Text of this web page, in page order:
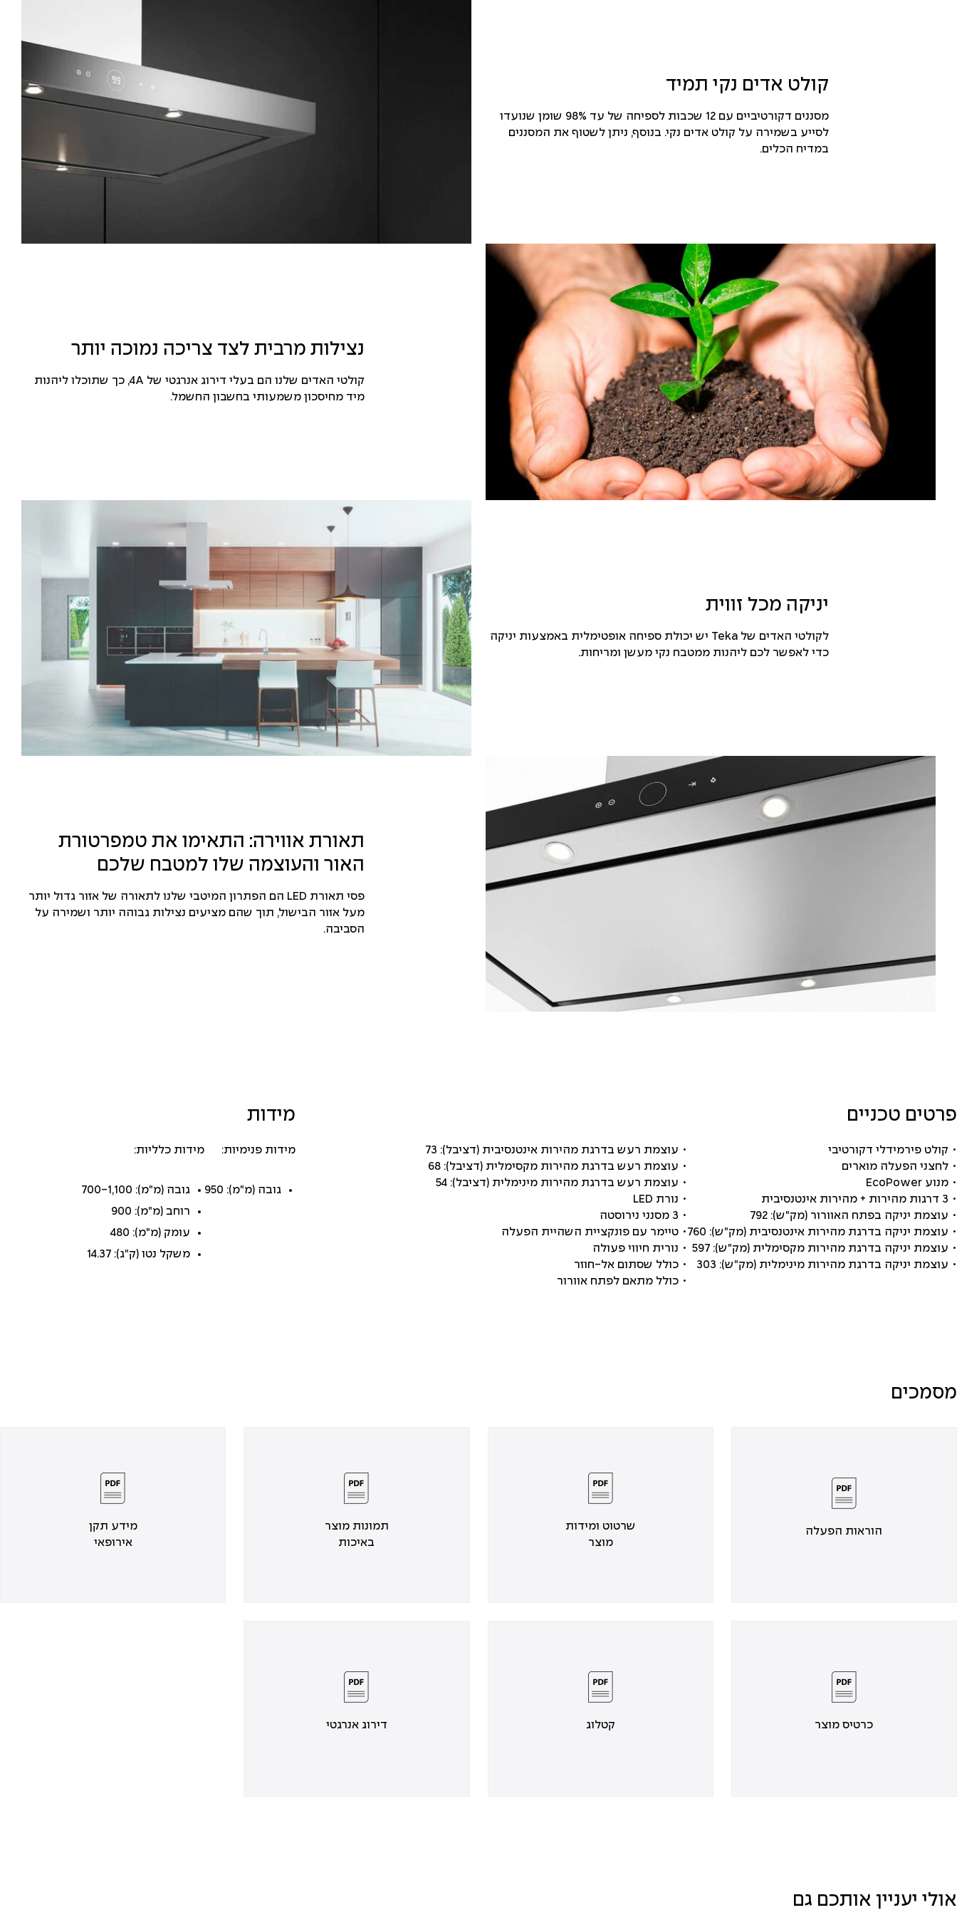
קולט אדים נקי תמיד
מסננים דקורטיביים עם 12 שכבות לספיחה של עד 98% שומן שנועדו
לסייע בשמירה על קולט אדים נקי. בנוסף, ניתן לשטוף את המסננים
במדיח הכלים.
נצילות מרבית לצד צריכה נמוכה יותר
קולטי האדים שלנו הם בעלי דירוג אנרגטי של 4A, כך שתוכלו ליהנות
מיד מחיסכון משמעותי בחשבון החשמל.
יניקה מכל זווית
לקולטי האדים של Teka יש יכולת ספיחה אופטימלית באמצעות יניקה
כדי לאפשר לכם ליהנות ממטבח נקי מעשן ומריחות.
תאורת אווירה: התאימו את טמפרטורת
האור והעוצמה שלו למטבח שלכם
פסי תאורת LED הם הפתרון המיטבי שלנו לתאורה של אזור גדול יותר
מעל אזור הבישול, תוך שהם מציעים נצילות גבוהה יותר ושמירה על
הסביבה.
פרטים טכניים
• קולט פירמידלי דקורטיבי
• לחצני הפעלה מוארים
• מנוע EcoPower
• 3 דרגות מהירות + מהירות אינטנסיבית
• עוצמת יניקה בפתח האוורור (מק"ש): 792
• עוצמת יניקה בדרגת מהירות אינטנסיבית (מק"ש): 760
• עוצמת יניקה בדרגת מהירות מקסימלית (מק"ש): 597
• עוצמת יניקה בדרגת מהירות מינימלית (מק"ש): 303
• עוצמת רעש בדרגת מהירות אינטנסיבית (דציבל): 73
• עוצמת רעש בדרגת מהירות מקסימלית (דציבל): 68
• עוצמת רעש בדרגת מהירות מינימלית (דציבל): 54
• נורת LED
• 3 מסנני נירוסטה
• טיימר עם פונקציית השהיית הפעלה
• נורית חיווי פעולה
• כולל שסתום אל-חוזר
• כולל מתאם לפתח אוורור
מידות
מידות פנימיות:
גובה (מ"מ): 950
מידות כלליות:
גובה (מ"מ): 700-1,100
רוחב (מ"מ): 900
עומק (מ"מ): 480
משקל נטו (ק"ג): 14.37
מסמכים
הוראות הפעלה
שרטוט ומידות
מוצר
תמונות מוצר
באיכות
מידע תקן
אירופאי
כרטיס מוצר קטלוג דירוג אנרגטי
אולי יעניין אותכם גם